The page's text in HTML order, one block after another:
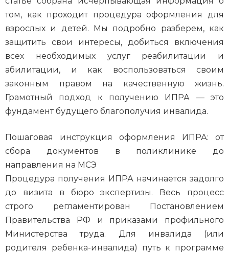
том, как проходит процедура оформления для
взрослых и детей. Мы подробно разберем, как
защитить свои интересы, добиться включения
всех необходимых услуг реабилитации и
абилитации, и как воспользоваться своим
законным правом на качественную жизнь.
Грамотный подход к получению ИПРА — это
фундамент будущего благополучия инвалида.
Пошаговая инструкция оформления ИПРА: от
сбора документов в поликлинике до
направления на МСЭ
Процедура получения ИПРА начинается задолго
до визита в бюро экспертизы. Весь процесс
строго регламентирован Постановлением
Правительства РФ и приказами профильного
Министерства труда. Для инвалида (или
родителя ребенка-инвалида) путь к программе